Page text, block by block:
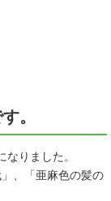
。
りました。
、「亜麻色の髪の